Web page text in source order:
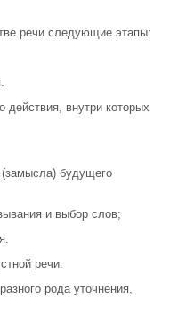
речи следующие этапы:
действия, внутри которых
(замысла) будущего
и выбор слов;
речи:
рода уточнения,